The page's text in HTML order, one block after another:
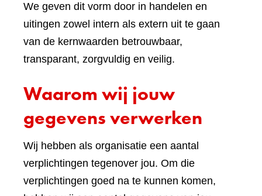
We geven dit vorm door in handelen en
uitingen zowel intern als extern uit te gaan
van de kernwaarden betrouwbaar,
transparant, zorgvuldig en veilig.
Waarom wij jouw
gegevens verwerken
Wij hebben als organisatie een aantal
verplichtingen tegenover jou. Om die
verplichtingen goed na te kunnen komen,